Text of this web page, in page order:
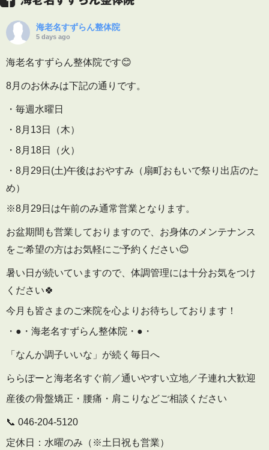
海老名すずらん整体院
5 days ago
海老名すずらん整体院です😊
8月のお休みは下記の通りです。
・毎週水曜日
・8月13日（木）
・8月18日（火）
・8月29日(土)午後はおやすみ（扇町おもいで祭り出店のた
め）
※8月29日は午前のみ通常営業となります。
お盆期間も営業しておりますので、お身体のメンテナンス
をご希望の方はお気軽にご予約ください😊
暑い日が続いていますので、体調管理には十分お気をつけ
ください🍀
今月も皆さまのご来院を心よりお待ちしております！
・●・海老名すずらん整体院・●・
「なんか調子いいな」が続く毎日へ
ららぽーと海老名すぐ前／通いやすい立地／子連れ大歓迎
産後の骨盤矯正・腰痛・肩こりなどご相談ください
📞 046-204-5120
定休日：水曜のみ（※土日祝も営業）